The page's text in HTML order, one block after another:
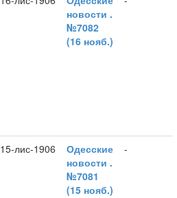
новости .
№7082
(16 нояб.)
15-лис-1906
Одесские
новости .
№7081
(15 нояб.)
-